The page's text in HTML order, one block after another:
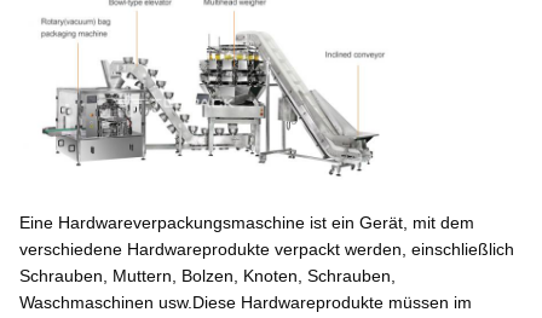
Eine Hardwareverpackungsmaschine ist ein Gerät, mit dem
verschiedene Hardwareprodukte verpackt werden, einschließlich
Schrauben, Muttern, Bolzen, Knoten, Schrauben,
Waschmaschinen usw.Diese Hardwareprodukte müssen im